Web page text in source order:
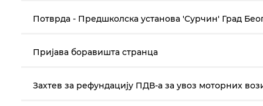
Потврда - Предшколска установа 'Сурчин' Град
Пријава боравишта странца
Захтев за рефундацију ПДВ-а за увоз моторних